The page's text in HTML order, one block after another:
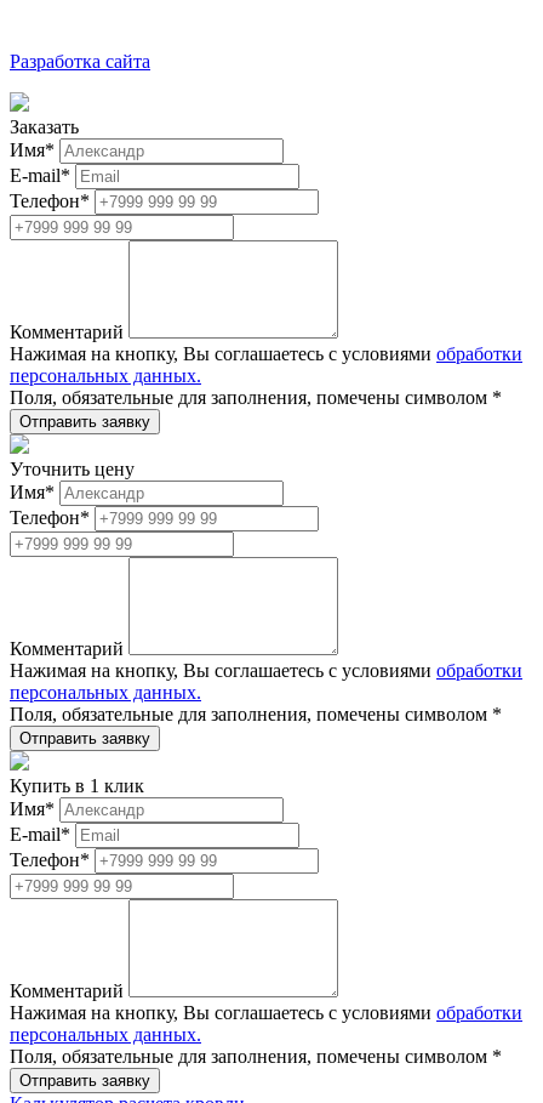
Разработка сайта
Заказать
Имя*
E-mail*
Телефон*
Комментарий
Нажимая на кнопку, Вы соглашаетесь с условиями обработки
персональных данных.
Поля, обязательные для заполнения, помечены символом *
Уточнить цену
Имя*
Телефон*
Комментарий
Нажимая на кнопку, Вы соглашаетесь с условиями обработки
персональных данных.
Поля, обязательные для заполнения, помечены символом *
Купить в 1 клик
Имя*
E-mail*
Телефон*
Комментарий
Нажимая на кнопку, Вы соглашаетесь с условиями обработки
персональных данных.
Поля, обязательные для заполнения, помечены символом *